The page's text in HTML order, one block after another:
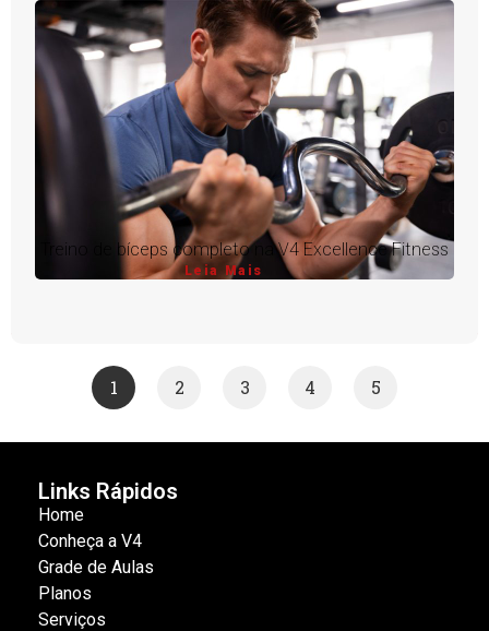
Treino de bíceps completo na V4 Excellence Fitness
Leia Mais
1 2 3 4 5
Links Rápidos
Home
Conheça a V4
Grade de Aulas
Planos
Serviços